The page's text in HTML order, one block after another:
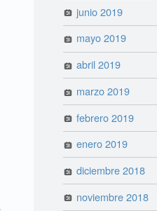
junio 2019
mayo 2019
abril 2019
marzo 2019
febrero 2019
enero 2019
diciembre 2018
noviembre 2018